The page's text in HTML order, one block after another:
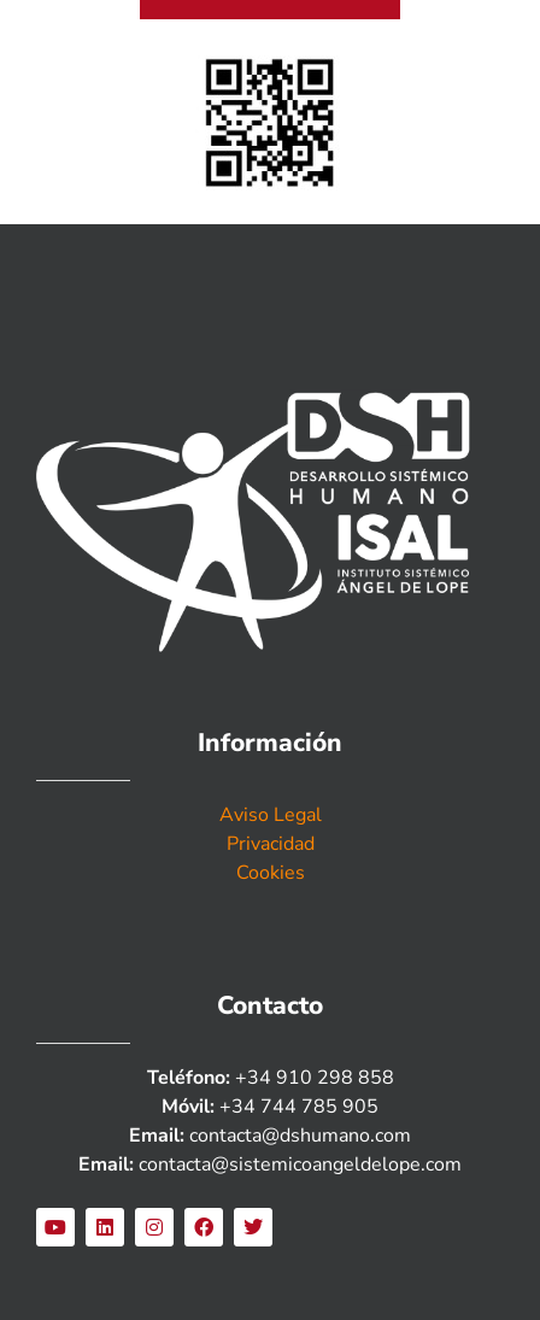
Información
Aviso Legal
Privacidad
Cookies
Contacto
Teléfono: +34 910 298 858
Móvil: +34 744 785 905
Email: contacta@dshumano.com
Email: contacta@sistemicoangeldelope.com